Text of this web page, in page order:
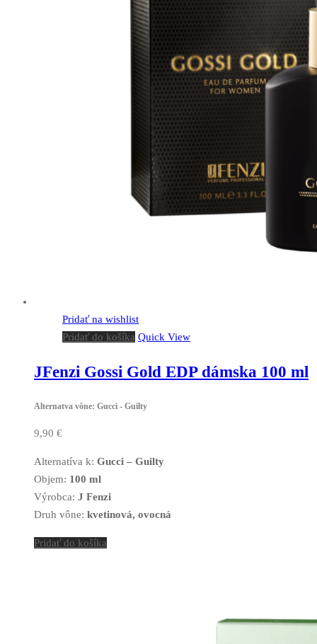
Pridať na wishlist
Pridať do košíka Quick View
JFenzi Gossi Gold EDP dámska 100 ml
Alternatva vône: Gucci - Guilty
9,90 €
Alternatíva k: Gucci – Guilty
Objem: 100 ml
Výrobca: J Fenzi
Druh vône: kvetinová, ovocná
Pridať do košíka